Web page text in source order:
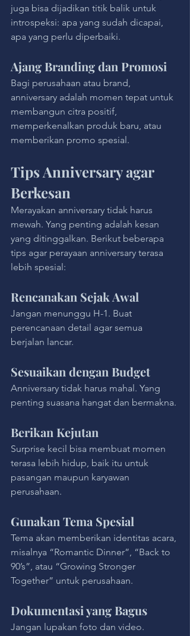
juga bisa dijadikan titik balik untuk
introspeksi: apa yang sudah dicapai,
apa yang perlu diperbaiki.
Ajang Branding dan Promosi
Bagi perusahaan atau brand,
anniversary adalah momen tepat untuk
membangun citra positif,
memperkenalkan produk baru, atau
memberikan promo spesial.
Tips Anniversary agar
Berkesan
Merayakan anniversary tidak harus
mewah. Yang penting adalah kesan
yang ditinggalkan. Berikut beberapa
tips agar perayaan anniversary terasa
lebih spesial:
Rencanakan Sejak Awal
Jangan menunggu H-1. Buat
perencanaan detail agar semua
berjalan lancar.
Sesuaikan dengan Budget
Anniversary tidak harus mahal. Yang
penting suasana hangat dan bermakna.
Berikan Kejutan
Surprise kecil bisa membuat momen
terasa lebih hidup, baik itu untuk
pasangan maupun karyawan
perusahaan.
Gunakan Tema Spesial
Tema akan memberikan identitas acara,
misalnya “Romantic Dinner”, “Back to
90’s”, atau “Growing Stronger
Together” untuk perusahaan.
Dokumentasi yang Bagus
Jangan lupakan foto dan video.